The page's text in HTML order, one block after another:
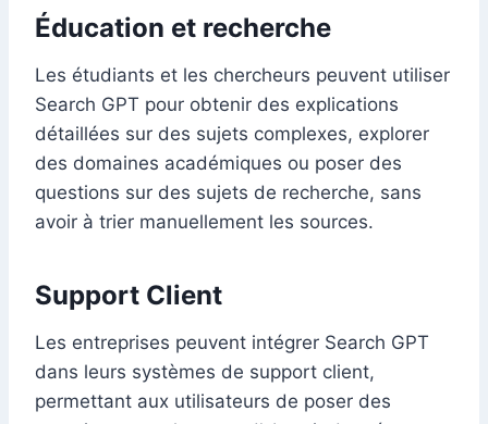
Éducation et recherche
Les étudiants et les chercheurs peuvent utiliser
Search GPT pour obtenir des explications
détaillées sur des sujets complexes, explorer
des domaines académiques ou poser des
questions sur des sujets de recherche, sans
avoir à trier manuellement les sources.
Support Client
Les entreprises peuvent intégrer Search GPT
dans leurs systèmes de support client,
permettant aux utilisateurs de poser des